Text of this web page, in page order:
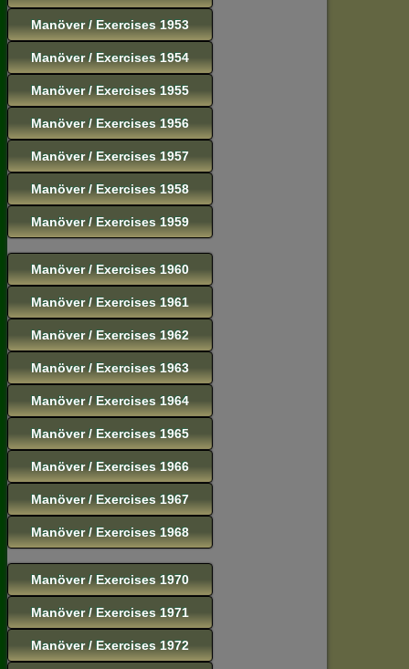
Manöver / Exercises 1953
Manöver / Exercises 1954
Manöver / Exercises 1955
Manöver / Exercises 1956
Manöver / Exercises 1957
Manöver / Exercises 1958
Manöver / Exercises 1959
Manöver / Exercises 1960
Manöver / Exercises 1961
Manöver / Exercises 1962
Manöver / Exercises 1963
Manöver / Exercises 1964
Manöver / Exercises 1965
Manöver / Exercises 1966
Manöver / Exercises 1967
Manöver / Exercises 1968
Manöver / Exercises 1970
Manöver / Exercises 1971
Manöver / Exercises 1972